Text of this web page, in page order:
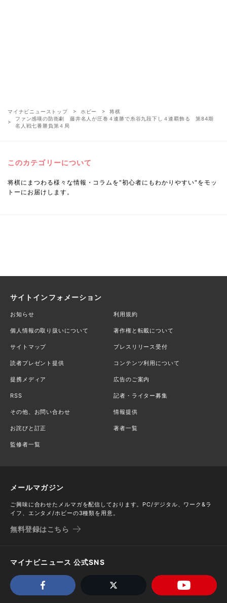
マイナビニューストップ ホビー
将棋
ファン感嘆の防衛劇 藤井名人が圧巻４連勝で糸谷九段下し４連覇飾る 第84期
名人戦七番勝負第４局
このカテゴリーについて
将棋にまつわる様々な情報・コラムを"初心者にもわかりやすい"をモッ
トーにお届けします。
サイトインフォメーション
お知らせ 利用規約
個人情報の取り扱いについて 著作権と転載について
サイトマップ プレスリリース受付
読者プレゼント提供 コンテンツ利用について
提携メディア 広告のご案内
RSS 記者・ライター募集
その他、お問い合わせ 情報提供
お詫びと訂正 著者一覧
監修者一覧
メールマガジン
ご興味に合わせたメルマガを配信しております。PC/デジタル、ワーク&ラ
イフ、エンタメ/ホビーの3種類を用意。
無料登録はこちら
マイナビニュース 公式SNS